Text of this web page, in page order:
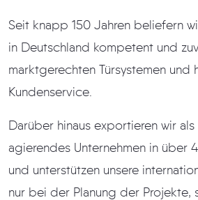
Seit knapp 150 Jahren beliefern
in Deutschland kompetent und zuverlässig mit
marktgerechten Türsystemen und herausragendem
Kundenservice.
Darüber hinaus exportieren wir als
agierendes Unternehmen in über 40 Länder der Erde
und unterstützen unsere internationalen Partner nicht
nur bei der Planung der Projekte, sondern auch mit